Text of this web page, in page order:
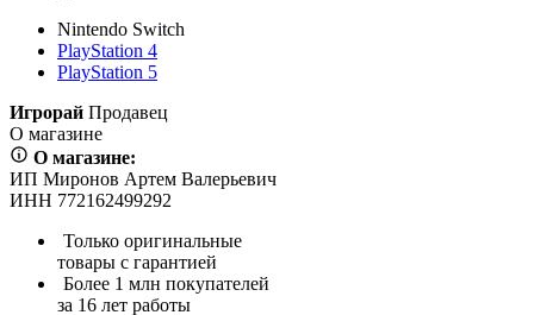
Nintendo Switch
PlayStation 4
PlayStation 5
Игрорай Продавец
О магазине
О магазине:
ИП Миронов Артем Валерьевич
ИНН 772162499292
Только оригинальные
товары с гарантией
Более 1 млн покупателей
за 16 лет работы